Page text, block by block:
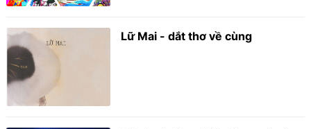
Lữ Mai - dắt thơ về cùng